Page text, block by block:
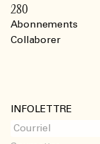
Abonnements
Collaborer
INFOLETTRE
280